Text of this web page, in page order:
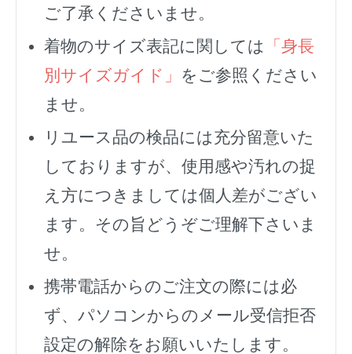
ご了承くださいませ。
着物のサイズ表記に関しては
「身長
別サイズガイド」 をご参照ください
ませ。
リユース品の検品には充分留意いた
しておりますが、使用感や汚れの捉
え方につきましては個人差がござい
ます。その旨どうぞご理解下さいま
せ。
携帯電話からのご注文の際には必
ず、 パソコンからのメール受信拒否
設定の解除をお願いいたします。